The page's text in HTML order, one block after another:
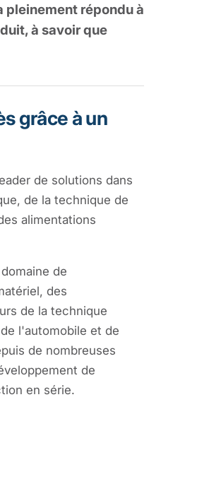
pleinement répondu à
à savoir que
grâce à un
de solutions dans
de la technique de
alimentations
de
des
de la technique
l'automobile et de
de nombreuses
de
en série.